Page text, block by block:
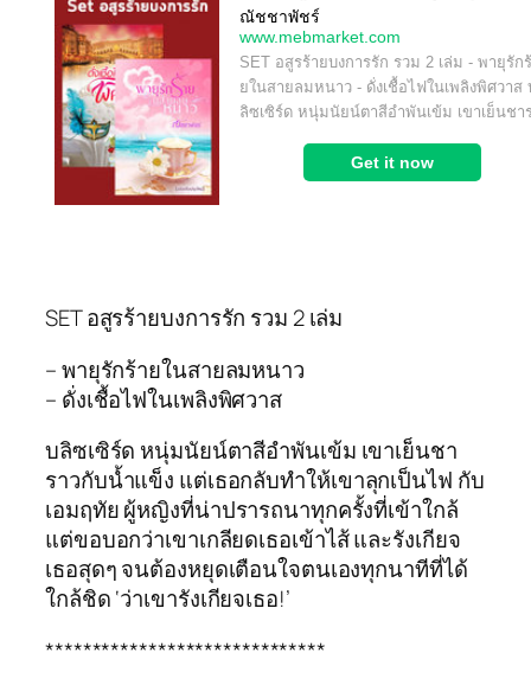
SET อสูรร้ายบงการรัก รวม 2 เล่ม
– พายุรักร้ายในสายลมหนาว
– ดั่งเชื้อไฟในเพลิงพิศวาส
บลิซเซิร์ด หนุ่มนัยน์ตาสีอำพันเข้ม เขาเย็นชา
ราวกับน้ำแข็ง แต่เธอกลับทำให้เขาลุกเป็นไฟ กับ
เอมฤทัย ผู้หญิงที่น่าปรารถนาทุกครั้งที่เข้าใกล้
แต่ขอบอกว่าเขาเกลียดเธอเข้าไส้ และรังเกียจ
เธอสุดๆ จนต้องหยุดเตือนใจตนเองทุกนาทีที่ได้
ใกล้ชิด ‘ว่าเขารังเกียจเธอ!’
******************************